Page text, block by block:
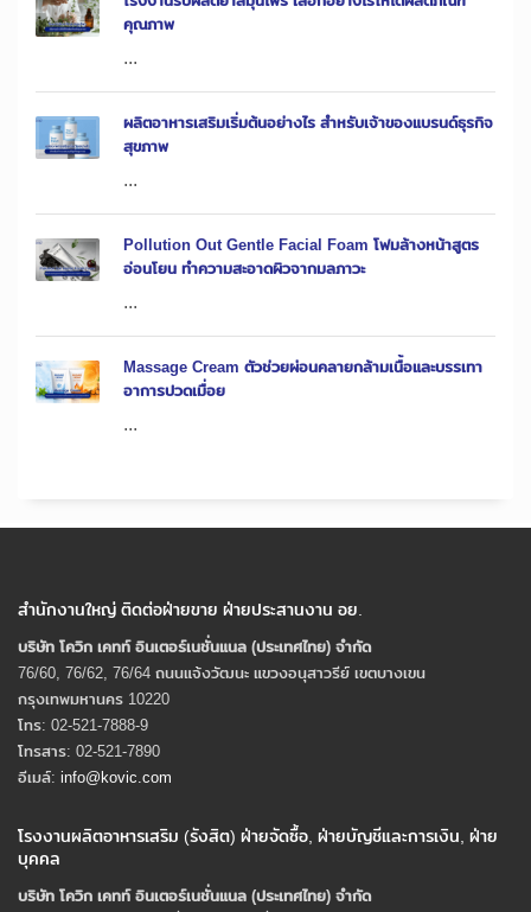
คุณภาพ
...
ผลิตอาหารเสริมเริ่มต้นอย่างไร สำหรับเจ้าของแบรนด์ธุรกิจ
สุขภาพ
...
Pollution Out Gentle Facial Foam โฟมล้างหน้าสูตร
อ่อนโยน ทำความสะอาดผิวจากมลภาวะ
...
Massage Cream ตัวช่วยผ่อนคลายกล้ามเนื้อและบรรเทา
อาการปวดเมื่อย
...
สำนักงานใหญ่ ติดต่อฝ่ายขาย ฝ่ายประสานงาน อย.
บริษัท โควิก เคทท์ อินเตอร์เนชั่นแนล (ประเทศไทย) จํากัด
76/60, 76/62, 76/64 ถนนแจ้งวัฒนะ แขวงอนุสาวรีย์ เขตบางเขน
กรุงเทพมหานคร 10220
โทร: 02-521-7888-9
โทรสาร: 02-521-7890
อีเมล์: info@kovic.com
โรงงานผลิตอาหารเสริม (รังสิต) ฝ่ายจัดซื้อ, ฝ่ายบัญชีและการเงิน, ฝ่าย
บุคคล
บริษัท โควิก เคทท์ อินเตอร์เนชั่นแนล (ประเทศไทย) จํากัด